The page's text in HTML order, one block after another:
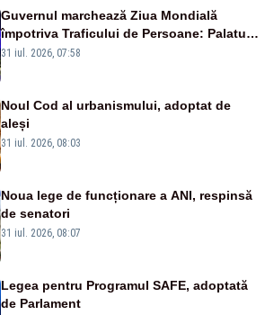
Guvernul marchează Ziua Mondială
împotriva Traficului de Persoane: Palatul
Victoria, iluminat în albastru
31 iul. 2026, 07:58
Noul Cod al urbanismului, adoptat de
aleși
31 iul. 2026, 08:03
Noua lege de funcționare a ANI, respinsă
de senatori
31 iul. 2026, 08:07
Legea pentru Programul SAFE, adoptată
de Parlament